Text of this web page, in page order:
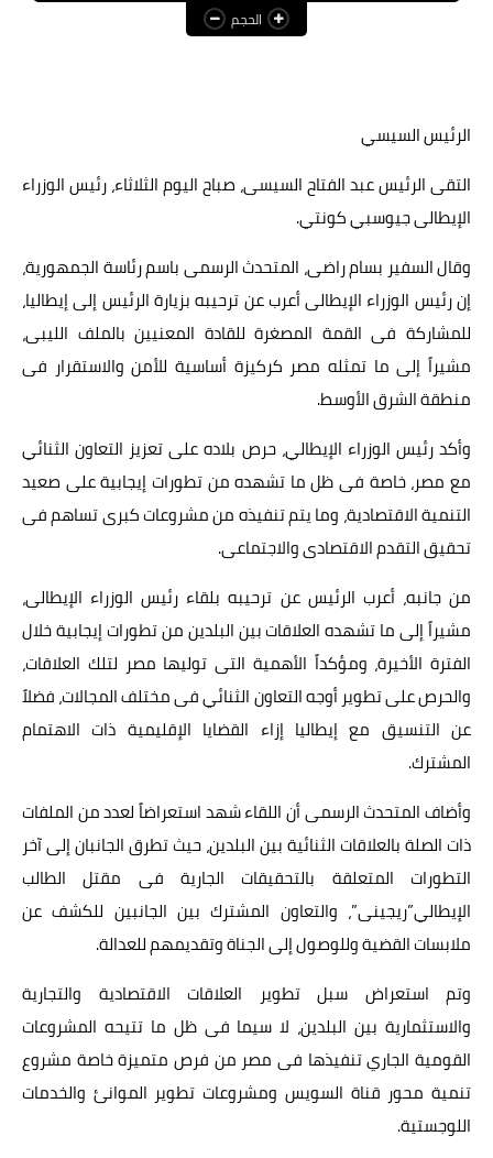
عالم المرأة
أخبار العالم
الحجم
الرئيس السيسي
التقى الرئيس عبد الفتاح السيسى، صباح اليوم الثلاثاء، رئيس الوزراء
الإيطالى جيوسبي كونتي.
وقال السفير بسام راضى، المتحدث الرسمى باسم رئاسة الجمهورية،
إن رئيس الوزراء الإيطالى أعرب عن ترحيبه بزيارة الرئيس إلى إيطاليا،
للمشاركة فى القمة المصغرة للقادة المعنيين بالملف الليبى،
مشيراً إلى ما تمثله مصر كركيزة أساسية للأمن والاستقرار فى
منطقة الشرق الأوسط.
وأكد رئيس الوزراء الإيطالي، حرص بلاده على تعزيز التعاون الثنائي
مع مصر، خاصة فى ظل ما تشهده من تطورات إيجابية على صعيد
التنمية الاقتصادية، وما يتم تنفيذه من مشروعات كبرى تساهم فى
تحقيق التقدم الاقتصادى والاجتماعى.
من جانبه، أعرب الرئيس عن ترحيبه بلقاء رئيس الوزراء الإيطالى،
مشيراً إلى ما تشهده العلاقات بين البلدين من تطورات إيجابية خلال
الفترة الأخيرة، ومؤكداً الأهمية التى توليها مصر لتلك العلاقات،
والحرص على تطوير أوجه التعاون الثنائي فى مختلف المجالات، فضلاً
عن التنسيق مع إيطاليا إزاء القضايا الإقليمية ذات الاهتمام
المشترك.
وأضاف المتحدث الرسمى أن اللقاء شهد استعراضاً لعدد من الملفات
ذات الصلة بالعلاقات الثنائية بين البلدين، حيث تطرق الجانبان إلى آخر
التطورات المتعلقة بالتحقيقات الجارية فى مقتل الطالب
الإيطالي”ريجينى”، والتعاون المشترك بين الجانبين للكشف عن
ملابسات القضية وللوصول إلى الجناة وتقديمهم للعدالة.
وتم استعراض سبل تطوير العلاقات الاقتصادية والتجارية
والاستثمارية بين البلدين، لا سيما فى ظل ما تتيحه المشروعات
القومية الجاري تنفيذها فى مصر من فرص متميزة خاصة مشروع
تنمية محور قناة السويس ومشروعات تطوير الموانئ والخدمات
اللوجستية.